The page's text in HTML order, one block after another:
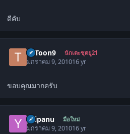
ดีคับ
T3Toon9 นักเตะชุดยู21
มกราคม 9, 201016 yr
ขอบคุณมากครับ
yaipanu มือใหม่
มกราคม 9, 201016 yr